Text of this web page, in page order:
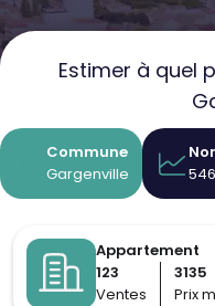
Estimer à quel
Commune
Gargenville
546
Appartement
123
Ventes
3135
Prix